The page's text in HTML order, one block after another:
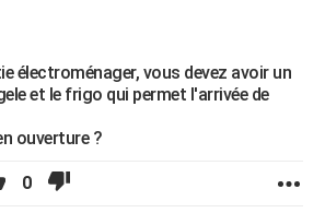
électroménager, vous devez avoir un
et le frigo qui permet l'arrivée de
ouverture ?
0